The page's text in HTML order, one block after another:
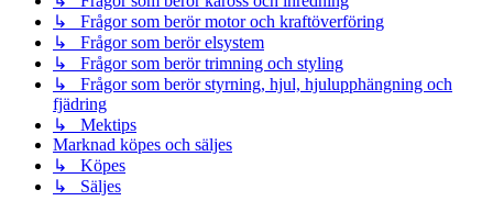
↳ Frågor som berör motor och kraftöverföring
↳ Frågor som berör elsystem
↳ Frågor som berör trimning och styling
↳ Frågor som berör styrning, hjul, hjulupphängning och
fjädring
↳ Mektips
Marknad köpes och säljes
↳ Köpes
↳ Säljes